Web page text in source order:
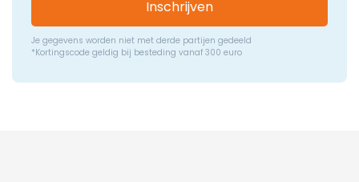
Inschrijven
Je gegevens worden niet met derde partijen gedeeld
*Kortingscode geldig bij besteding vanaf 300 euro